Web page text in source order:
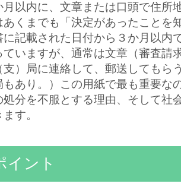
月以内に、文章または口頭で住所
くまでも「決定があったことを
記載された日付から３か月以内
ていますが、通常は文章（審査
）局に連絡して、郵送してもら
あり。）この用紙で最も重要な
分を不服とする理由、そして社
す。
ント